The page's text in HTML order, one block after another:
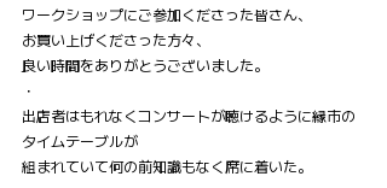
ワークショップにご参加くださった皆さん、
お買い上げくださった方々、
良い時間をありがとうございました。
・
出店者はもれなくコンサートが聴けるように縁市の
タイムテーブルが
組まれていて何の前知識もなく席に着いた。